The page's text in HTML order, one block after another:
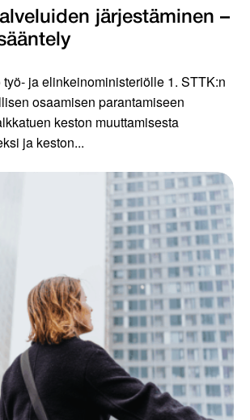
järjestäminen –
ja elinkeinoministeriölle 1. STTK:n
osaamisen parantamiseen
keston muuttamisesta
ja keston...